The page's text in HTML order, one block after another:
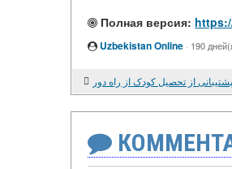
Полная версия:
Uzbekistan Online · 190
پشتیبانی از تحصیل کودک از راه دور